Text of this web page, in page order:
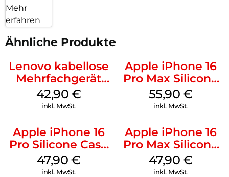
Mehr
erfahren
Ähnliche Produkte
Lenovo kabellose
Mehrfachgerät
Luna Grey
42,90 €
inkl. MwSt.
Apple iPhone 16
Pro Max Silicone
Case MagSafe
Stone Gray
55,90 €
inkl. MwSt.
Apple iPhone 16
Pro Silicone Case
MagSafe Denim
47,90 €
inkl. MwSt.
Apple iPhone 16
Pro Max Silicone
Case MagSafe
Black
47,90 €
inkl. MwSt.